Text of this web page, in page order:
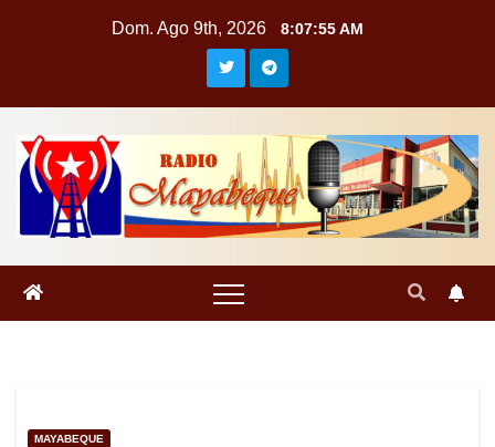
Dom. Ago 9th, 2026 8:07:55 AM
MAYABEQUE